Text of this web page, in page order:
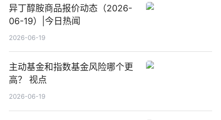
异丁醇胺商品报价动态（2026-
06-19）|今日热闻
2026-06-19
主动基金和指数基金风险哪个更
高？ 视点
2026-06-19